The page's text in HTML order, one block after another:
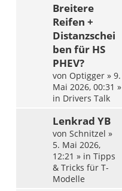
Breitere
Reifen +
Distanzschei
ben für HS
PHEV?
von Optigger » 9.
Mai 2026, 00:31 »
in Drivers Talk
Lenkrad YB
von Schnitzel »
5. Mai 2026,
12:21 » in Tipps
& Tricks für T-
Modelle